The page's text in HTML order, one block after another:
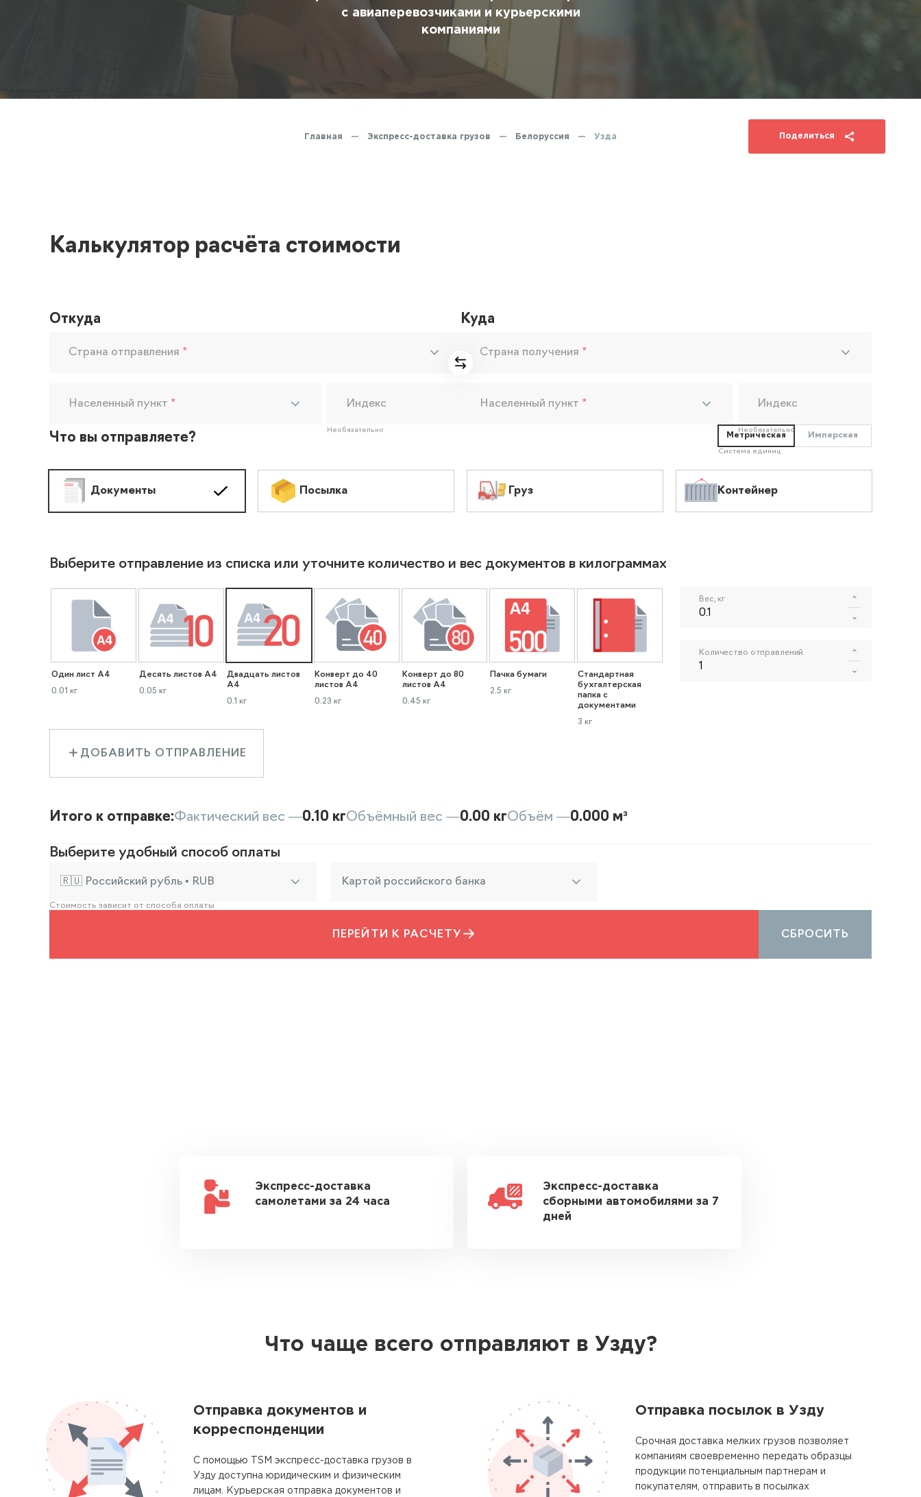
декларирование
с авиаперевозчиками и курьерскими
компаниями
Главная — Экспресс-доставка грузов — Белоруссия — Узда Поделиться
Калькулятор расчёта стоимости
Откуда
Страна отправления *
Населенный пункт * Индекс
Необязательно
Куда
Страна получения *
Населенный пункт * Индекс
Необязательно
Что вы отправляете? Метрическая Имперская
Система единиц
Документы Посылка Груз Контейнер
Выберите отправление из списка или уточните количество и вес документов в килограммах
Один лист А4
0.01 кг
Десять листов А4
0.05 кг
Двадцать листов
А4
0.1 кг
Конверт до 40
листов А4
0.23 кг
Конверт до 80
листов А4
0.45 кг
Пачка бумаги
2.5 кг
Стандартная
бухгалтерская
папка с
документами
3 кг
Вес, кг
Количество отправлений
ДОБАВИТЬ ОТПРАВЛЕНИЕ
Итого к отправке:Фактический вес —0.10 кгОбъёмный вес —0.00 кгОбъём —0.000 м³
Выберите удобный способ оплаты
🇷🇺 Российский рубль • RUB Картой российского банка
Стоимость зависит от способа оплаты
ПЕРЕЙТИ К РАСЧЕТУ СБРОСИТЬ
Экспресс-доставка
самолетами за 24 часа
Экспресс-доставка
сборными автомобилями за 7
дней
Что чаще всего отправляют в Узду?
Отправка документов и
корреспонденции
С помощью TSM экспресс-доставка грузов в
Узду доступна юридическим и физическим
лицам. Курьерская отправка документов и
Отправка посылок в Узду
Срочная доставка мелких грузов позволяет
компаниям своевременно передать образцы
продукции потенциальным партнерам и
покупателям, отправить в посылках